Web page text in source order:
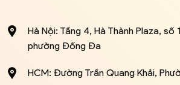
Hà Nội: Tầng 4, Hà Thành Plaza, số
phường Đống Đa
HCM: Đường Trần Quang Khải,